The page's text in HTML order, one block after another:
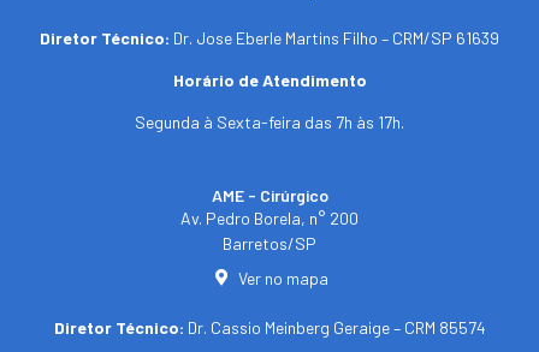
Diretor Técnico: Dr. Jose Eberle Martins Filho – CRM/SP 61639
Horário de Atendimento
Segunda à Sexta-feira das 7h às 17h.
AME - Cirúrgico
Av. Pedro Borela, n° 200
Barretos/SP
Ver no mapa
Diretor Técnico: Dr. Cassio Meinberg Geraige – CRM 85574